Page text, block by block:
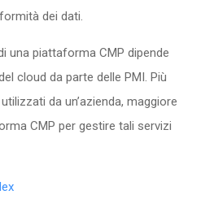
dei dati.
una piattaforma CMP dipende
cloud da parte delle PMI. Più
da un’azienda, maggiore
CMP per gestire tali servizi